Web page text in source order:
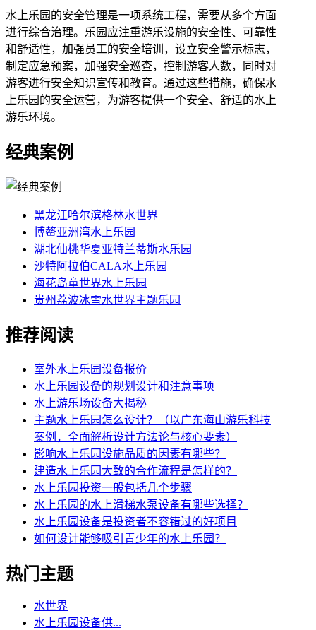
水上乐园的安全管理是一项系统工程，需要从多个方面
进行综合治理。乐园应注重游乐设施的安全性、可靠性
和舒适性，加强员工的安全培训，设立安全警示标志，
制定应急预案，加强安全巡查，控制游客人数，同时对
游客进行安全知识宣传和教育。通过这些措施，确保水
上乐园的安全运营，为游客提供一个安全、舒适的水上
游乐环境。
经典案例
黑龙江哈尔滨格林水世界
博鳌亚洲湾水上乐园
湖北仙桃华夏亚特兰蒂斯水乐园
沙特阿拉伯CALA水上乐园
海花岛童世界水上乐园
贵州荔波冰雪水世界主题乐园
推荐阅读
室外水上乐园设备报价
水上乐园设备的规划设计和注意事项
水上游乐场设备大揭秘
主题水上乐园怎么设计？（以广东海山游乐科技
案例，全面解析设计方法论与核心要素）
影响水上乐园设施品质的因素有哪些？
建造水上乐园大致的合作流程是怎样的？
水上乐园投资一般包括几个步骤
水上乐园的水上滑梯水泵设备有哪些选择？
水上乐园设备是投资者不容错过的好项目
如何设计能够吸引青少年的水上乐园？
热门主题
水世界
水上乐园设备供...